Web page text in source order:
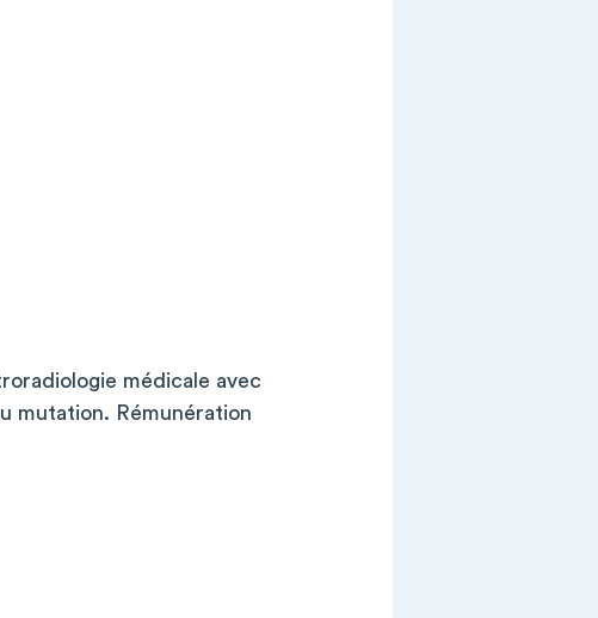
médicale avec
mutation. Rémunération